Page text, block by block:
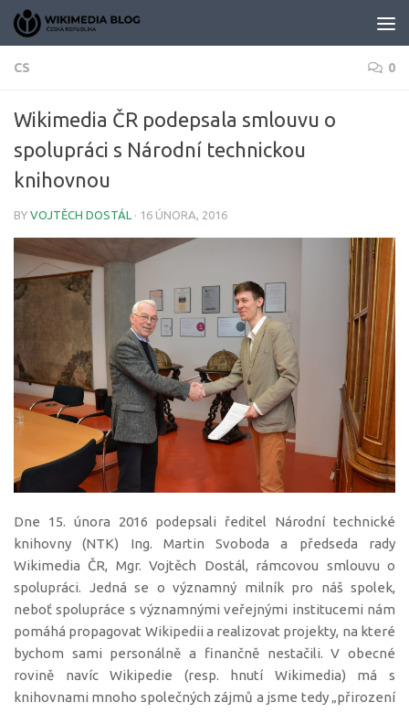
Skip to content
CS 0
Wikimedia ČR podepsala smlouvu o
spolupráci s Národní technickou
knihovnou
BY VOJTĚCH DOSTÁL · 16 ÚNORA, 2016
Dne 15. února 2016 podepsali ředitel Národní technické
knihovny (NTK) Ing. Martin Svoboda a předseda rady
Wikimedia ČR, Mgr. Vojtěch Dostál, rámcovou smlouvu o
spolupráci. Jedná se o významný milník pro náš spolek,
neboť spolupráce s významnými veřejnými institucemi nám
pomáhá propagovat Wikipedii a realizovat projekty, na které
bychom sami personálně a finančně nestačili. V obecné
rovině navíc Wikipedie (resp. hnutí Wikimedia) má s
knihovnami mnoho společných zájmů a jsme tedy „přirození